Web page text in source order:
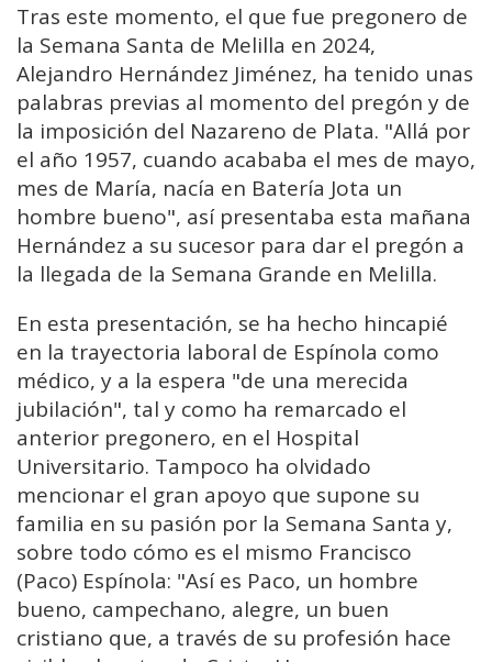
Tras este momento, el que fue pregonero de
la Semana Santa de Melilla en 2024,
Alejandro Hernández Jiménez, ha tenido unas
palabras previas al momento del pregón y de
la imposición del Nazareno de Plata. "Allá por
el año 1957, cuando acababa el mes de mayo,
mes de María, nacía en Batería Jota un
hombre bueno", así presentaba esta mañana
Hernández a su sucesor para dar el pregón a
la llegada de la Semana Grande en Melilla.
En esta presentación, se ha hecho hincapié
en la trayectoria laboral de Espínola como
médico, y a la espera "de una merecida
jubilación", tal y como ha remarcado el
anterior pregonero, en el Hospital
Universitario. Tampoco ha olvidado
mencionar el gran apoyo que supone su
familia en su pasión por la Semana Santa y,
sobre todo cómo es el mismo Francisco
(Paco) Espínola: "Así es Paco, un hombre
bueno, campechano, alegre, un buen
cristiano que, a través de su profesión hace